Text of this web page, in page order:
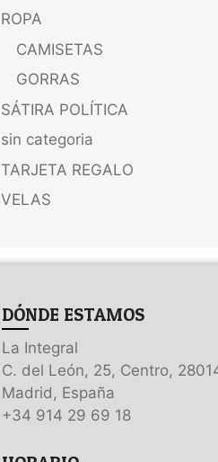
ROPA
CAMISETAS
GORRAS
SÁTIRA POLÍTICA
sin categoria
TARJETA REGALO
VELAS
DÓNDE ESTAMOS
La Integral
C. del León, 25, Centro,
Madrid, España
+34 914 29 69 18